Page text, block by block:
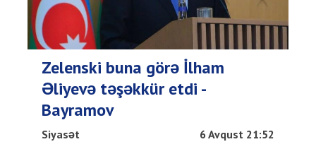
Zelenski buna görə İlham
Əliyevə təşəkkür etdi -
Bayramov
Siyasət 6 Avqust 21:52